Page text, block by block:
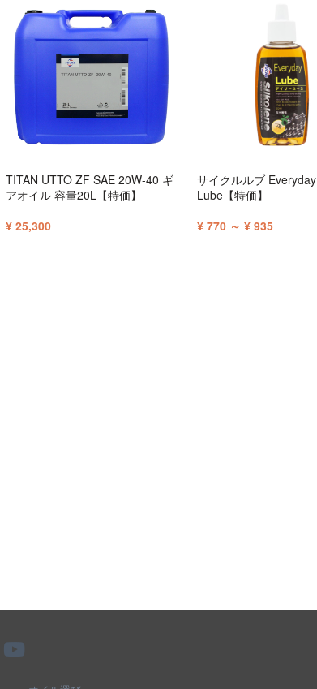
TITAN UTTO ZF SAE 20W-40 ギ
アオイル 容量20L【特価】
¥ 25,300
サイクルルブ Everyday
Lube【特価】
¥ 770 ～ ¥ 935